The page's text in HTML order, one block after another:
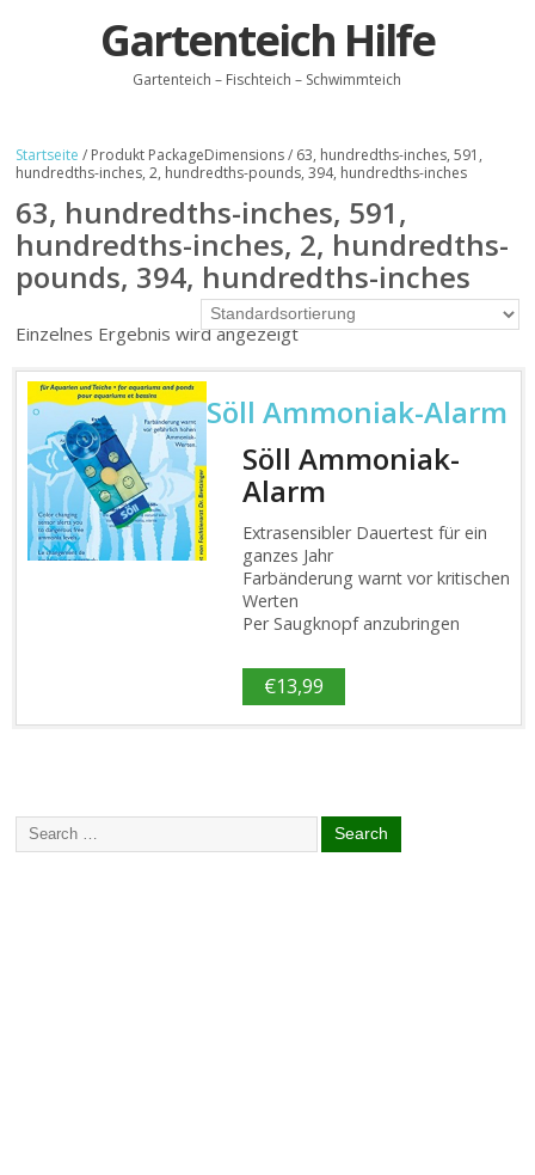
Gartenteich Hilfe
Gartenteich – Fischteich – Schwimmteich
Startseite / Produkt PackageDimensions / 63, hundredths-inches, 591,
hundredths-inches, 2, hundredths-pounds, 394, hundredths-inches
63, hundredths-inches, 591,
hundredths-inches, 2, hundredths-
pounds, 394, hundredths-inches
Einzelnes Ergebnis wird angezeigt
Söll Ammoniak-Alarm
Söll Ammoniak-
Alarm
Extrasensibler Dauertest für ein
ganzes Jahr
Farbänderung warnt vor kritischen
Werten
Per Saugknopf anzubringen
€13,99